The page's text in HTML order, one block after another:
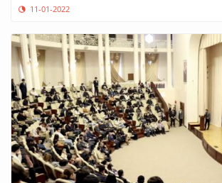
11-01-2022